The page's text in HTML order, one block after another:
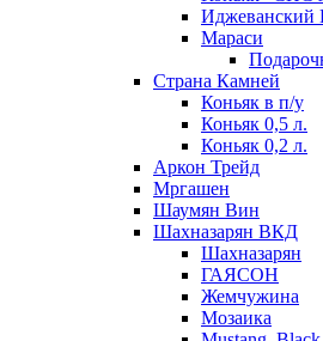
Иджеванский
Мараси
Страна Камней
Коньяк в п/у
Коньяк 0,5 л.
Коньяк 0,2 л.
Аркон Трейд
Мргашен
Шаумян Вин
Шахназарян ВКД
Шахназарян
ГАЯСОН
Жемчужина
Мозаика